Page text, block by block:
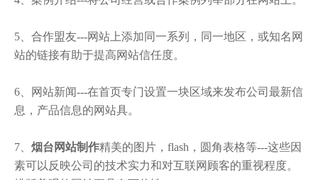
5、合作盟友---网站上添加同一系列，同一地区，或知名网
站的链接有助于提高网站信任度。
6、网站新闻---在首页专门设置一块区域来发布公司最新信
息，产品信息的网站具。
7、 烟台网站制作精美的图片，flash，圆角表格等---这些因
素可以反映公司的技术实力和对互联网顾客的重视程度。